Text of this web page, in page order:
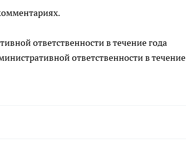
ответственности в течение года
ответственности в течение